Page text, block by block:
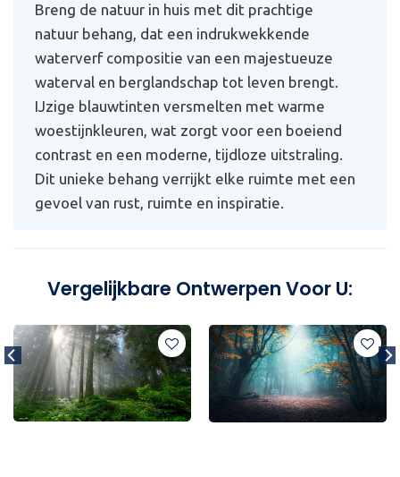
Breng de natuur in huis met dit prachtige
natuur behang, dat een indrukwekkende
waterverf compositie van een majestueuze
waterval en berglandschap tot leven brengt.
IJzige blauwtinten versmelten met warme
woestijnkleuren, wat zorgt voor een boeiend
contrast en een moderne, tijdloze uitstraling.
Dit unieke behang verrijkt elke ruimte met een
gevoel van rust, ruimte en inspiratie.
Vergelijkbare Ontwerpen Voor U: